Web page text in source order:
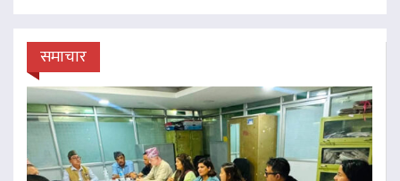
समाचार